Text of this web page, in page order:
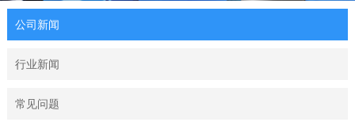
公司新闻
行业新闻
常见问题